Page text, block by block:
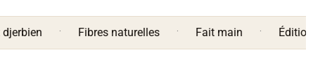
· Fibres naturelles · Fait main · Éditions